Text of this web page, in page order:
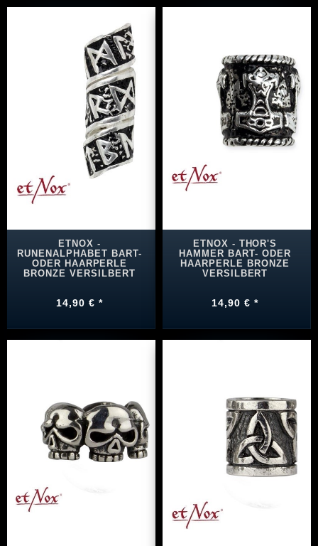
ETNOX -
RUNENALPHABET BART-
ODER HAARPERLE
BRONZE VERSILBERT
14,90 € *
ETNOX - THOR'S
HAMMER BART- ODER
HAARPERLE BRONZE
VERSILBERT
14,90 € *